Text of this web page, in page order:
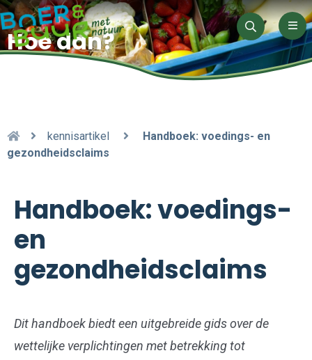
Zoeken
Hoe dan?
kennisartikel
Handboek: voedings- en
gezondheidsclaims
Handboek: voedings-
en
gezondheidsclaims
Dit handboek biedt een uitgebreide gids over de
wettelijke verplichtingen met betrekking tot